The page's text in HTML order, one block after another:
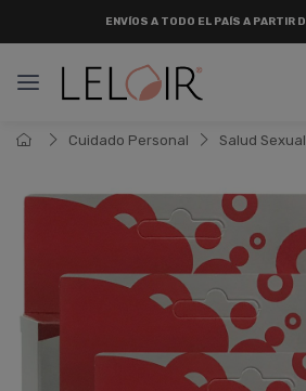
Cuidado Personal Salud Sexual